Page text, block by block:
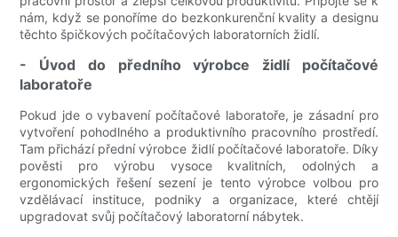
nám, když se ponoříme do bezkonkurenční kvality a designu
těchto špičkových počítačových laboratorních židlí.
- Úvod do předního výrobce židlí počítačové
laboratoře
Pokud jde o vybavení počítačové laboratoře, je zásadní pro
vytvoření pohodlného a produktivního pracovního prostředí.
Tam přichází přední výrobce židlí počítačové laboratoře. Díky
pověsti pro výrobu vysoce kvalitních, odolných a
ergonomických řešení sezení je tento výrobce volbou pro
vzdělávací instituce, podniky a organizace, které chtějí
upgradovat svůj počítačový laboratorní nábytek.